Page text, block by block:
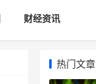
财经资讯
热门文章